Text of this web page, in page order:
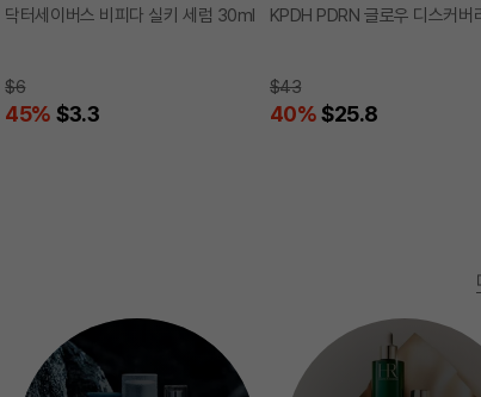
닥터세이버스 비피다 실키 세럼 30ml
$6
45% $3.3
KPDH PDRN 글로우 디스커버
$43
40% $25.8